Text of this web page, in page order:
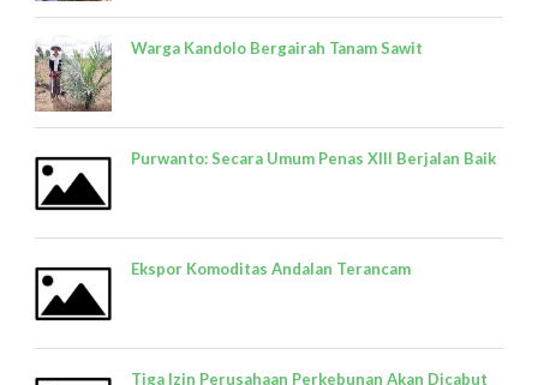
Warga Kandolo Bergairah Tanam Sawit
Purwanto: Secara Umum Penas XIII Berjalan Baik
Ekspor Komoditas Andalan Terancam
Tiga Izin Perusahaan Perkebunan Akan Dicabut